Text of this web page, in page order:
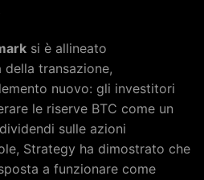
si è allineato
della transazione,
nuovo: gli investitori
le riserve BTC come un
sulle azioni
Strategy ha dimostrato che
a funzionare come